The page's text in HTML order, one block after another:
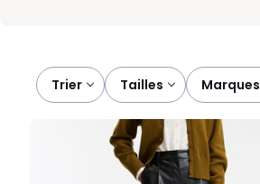
Trier tailles marques